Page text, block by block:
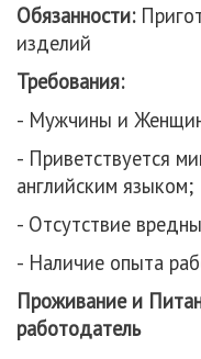
Обязанности:
изделий
Требования:
- Мужчины и
- Приветствуется
английским языком;
- Отсутствие
- Наличие опыта
Проживание и
работодатель